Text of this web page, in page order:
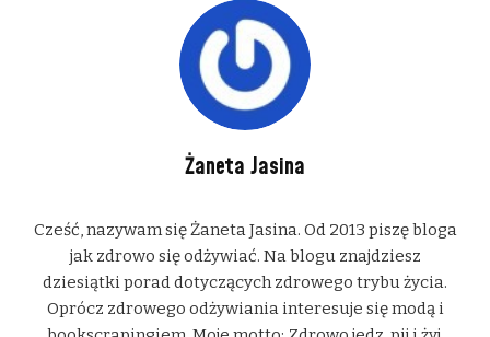
Żaneta Jasina
Cześć, nazywam się Żaneta Jasina. Od 2013 piszę bloga
jak zdrowo się odżywiać. Na blogu znajdziesz
dziesiątki porad dotyczących zdrowego trybu życia.
Oprócz zdrowego odżywiania interesuje się modą i